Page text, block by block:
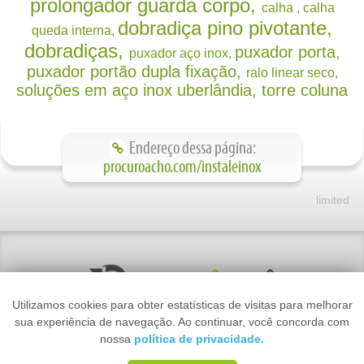
Linha Slim Force
Produtos:
Dobradiça
Dobradiça Pivotante
Boton Prolongador
Ralo Linear
Perfil U
Torre em Aço
prolongador guarda corpo
calha
calha
queda interna dobradiça pino pivotante
dobradiças
puxador aço inox puxador porta
puxador portão dupla fixação
ralo linear seco
soluções em aço inox uberlândia torre coluna
Endereço dessa página:
procuroacho.com/instaleinox
2026 © Copyright by PROCURÔACHÔ® - Todos os Direitos Reservados. Todas as marcas
registradas utilizadas ou referidas neste site são de propriedade de seus respectivos
Utilizamos cookies para obter estatísticas de visitas para melhorar
sua experiência de navegação. Ao continuar, você concorda com
nossa política de privacidade.